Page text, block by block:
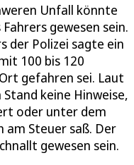
Unfall könnte
gewesen sein.
der Polizei sagte ein
100 bis 120
gefahren sei. Laut
keine Hinweise,
oder unter dem
Steuer saß. Der
gewesen sein.